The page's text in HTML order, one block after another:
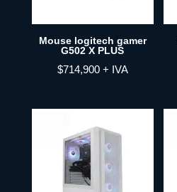
Mouse logitech gamer
G502 X PLUS
$714,900 + IVA